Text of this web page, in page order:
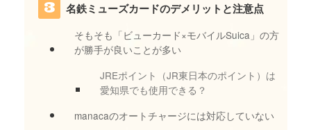
名鉄ミューズカードのデメリットと注意点
そもそも「ビューカード×モバイルSuica」の方
が勝手が良いことが多い
JREポイント（JR東日本のポイント）は
愛知県でも使用できる？
manacaのオートチャージには対応していない